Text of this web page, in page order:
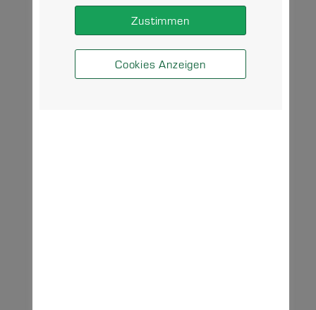
Cookies Anzeigen
Zustimmen